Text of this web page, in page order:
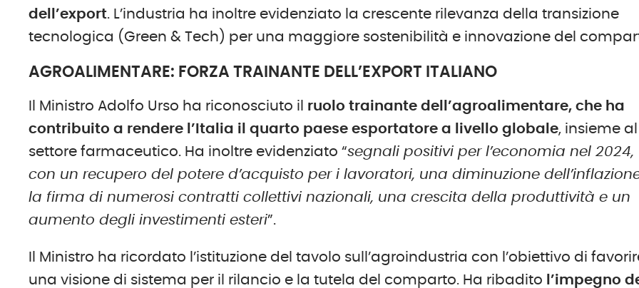
dell’export. L’industria ha inoltre evidenziato la crescente rilevanza della transizione
tecnologica (Green & Tech) per una maggiore sostenibilità e innovazione del
AGROALIMENTARE: FORZA TRAINANTE DELL’EXPORT ITALIANO
Il Ministro Adolfo Urso ha riconosciuto il ruolo trainante dell’agroalimentare, che ha
contribuito a rendere l’Italia il quarto paese esportatore a livello globale, insieme al
settore farmaceutico. Ha inoltre evidenziato “segnali positivi per l’economia nel 2024,
con un recupero del potere d’acquisto per i lavoratori, una diminuzione
la firma di numerosi contratti collettivi nazionali, una crescita della produttività e un
aumento degli investimenti esteri”.
Il Ministro ha ricordato l’istituzione del tavolo sull’agroindustria con l’obiettivo di
una visione di sistema per il rilancio e la tutela del comparto. Ha ribadito
l’impegno